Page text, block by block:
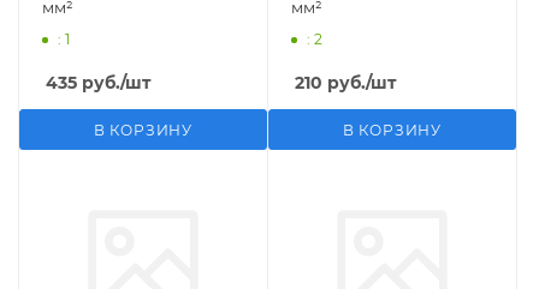
мм²
: 1
435 руб./шт
В КОРЗИНУ
мм²
: 2
210 руб./шт
В КОРЗИНУ